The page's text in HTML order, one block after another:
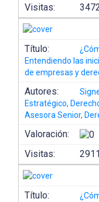
Visitas:
Título:
Entendiendo las
de empresas y
Autores:
Estratégico,
Asesora Senior,
Valoración:
Visitas:
Título: